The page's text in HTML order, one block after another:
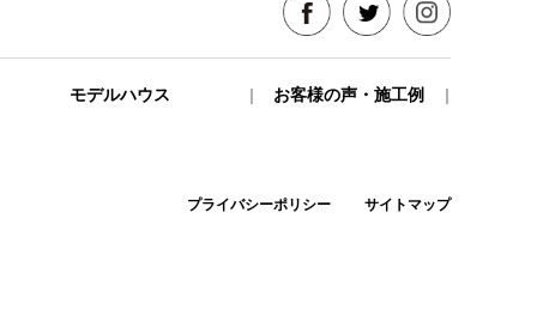
モデルハウス
お客様の声・施工例
プライバシーポリシー サイトマップ